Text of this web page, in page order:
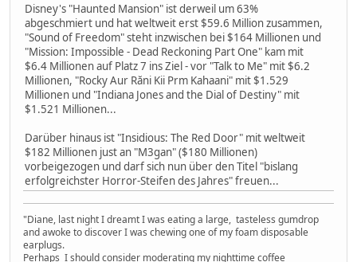
Disney's "Haunted Mansion" ist derweil um 63%
abgeschmiert und hat weltweit erst $59.6 Million zusammen,
"Sound of Freedom" steht inzwischen bei $164 Millionen und
"Mission: Impossible - Dead Reckoning Part One" kam mit
$6.4 Millionen auf Platz 7 ins Ziel - vor "Talk to Me" mit $6.2
Millionen, "Rocky Aur Răni Kii Prm Kahaani" mit $1.529
Millionen und "Indiana Jones and the Dial of Destiny" mit
$1.521 Millionen...
Darüber hinaus ist "Insidious: The Red Door" mit weltweit
$182 Millionen just an "M3gan" ($180 Millionen)
vorbeigezogen und darf sich nun über den Titel "bislang
erfolgreichster Horror-Steifen des Jahres" freuen...
"Diane, last night I dreamt I was eating a large, tasteless gumdrop
and awoke to discover I was chewing one of my foam disposable
earplugs.
Perhaps I should consider moderating my nighttime coffee